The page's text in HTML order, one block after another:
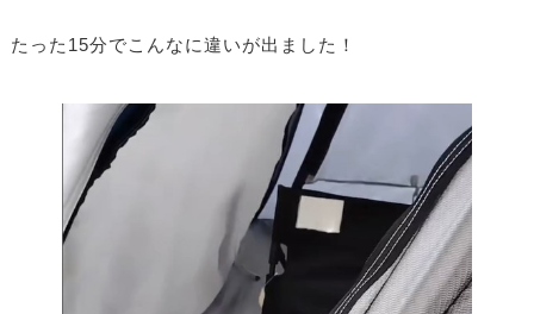
たった15分でこんなに違いが出ました！